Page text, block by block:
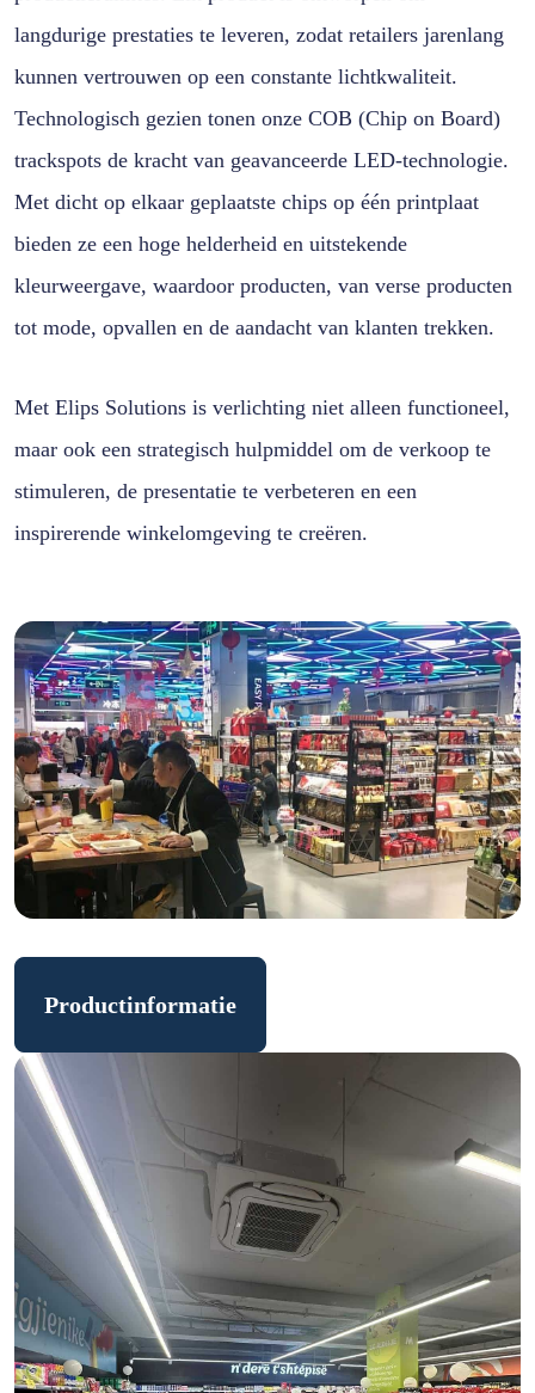
langdurige prestaties te leveren, zodat retailers jarenlang
kunnen vertrouwen op een constante lichtkwaliteit.
Technologisch gezien tonen onze COB (Chip on Board)
trackspots de kracht van geavanceerde LED-technologie.
Met dicht op elkaar geplaatste chips op één printplaat
bieden ze een hoge helderheid en uitstekende
kleurweergave, waardoor producten, van verse producten
tot mode, opvallen en de aandacht van klanten trekken.
Met Elips Solutions is verlichting niet alleen functioneel,
maar ook een strategisch hulpmiddel om de verkoop te
stimuleren, de presentatie te verbeteren en een
inspirerende winkelomgeving te creëren.
Productinformatie